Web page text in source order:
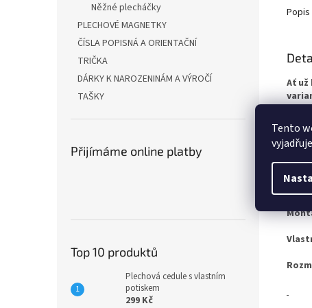
Tento
Něžné plecháčky
PLECHOVÉ MAGNETKY
ČÍSLA POPISNÁ A ORIENTAČNÍ
TRIČKA
DÁRKY K NAROZENINÁM A VÝROČÍ
TAŠKY
Přijímáme online platby
Top 10 produktů
Plechová cedule s vlastním
potiskem
299 Kč
Popis
Ať
Pro